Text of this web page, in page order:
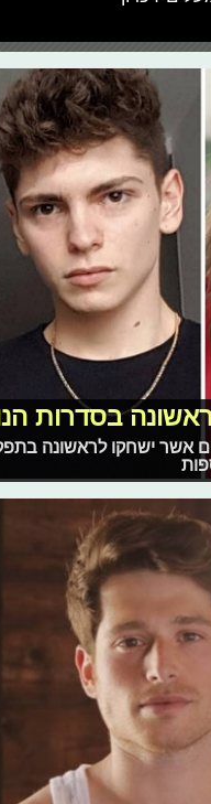
בסדרות
אשר ישחקו לראשונה